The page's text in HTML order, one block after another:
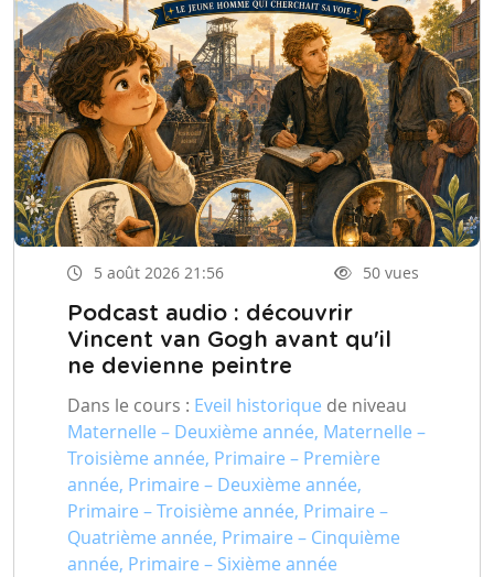
5 août 2026 21:56 50 vues
Podcast audio : découvrir
Vincent van Gogh avant qu'il
ne devienne peintre
Dans le cours : Eveil historique de niveau
Maternelle – Deuxième année, Maternelle –
Troisième année, Primaire – Première
année, Primaire – Deuxième année,
Primaire – Troisième année, Primaire –
Quatrième année, Primaire – Cinquième
année, Primaire – Sixième année